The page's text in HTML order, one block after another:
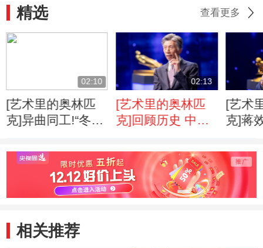
精选 查看更多
02:10
[艺术里的奥林匹
克]异曲同工!“冬
同根
02:13
[艺术里的奥林匹
克]回顾历史 中国
新
[艺术
克]蒋
素
相关推荐